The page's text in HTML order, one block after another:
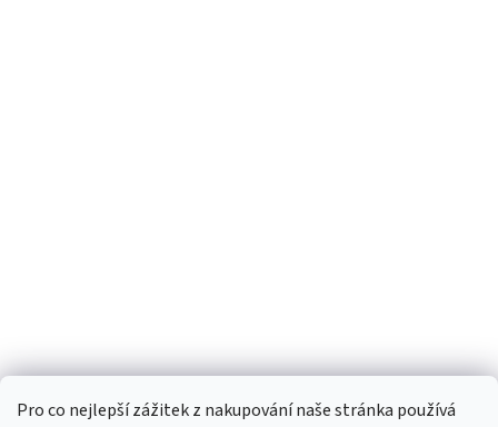
Pro co nejlepší zážitek z nakupování naše stránka používá